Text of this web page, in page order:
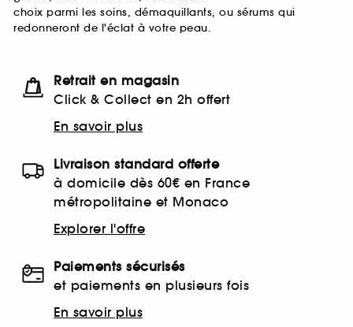
choix parmi les soins, démaquillants, ou sérums qui
redonneront de l'éclat à votre peau.
Retrait en magasin
Click & Collect en 2h offert
En savoir plus
Livraison standard offerte
à domicile dès 60€ en France
métropolitaine et Monaco
Explorer l'offre
Paiements sécurisés
et paiements en plusieurs fois
En savoir plus